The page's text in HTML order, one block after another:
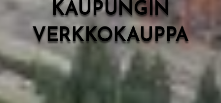
KAUPUNGIN
VERKKOKAUPPA